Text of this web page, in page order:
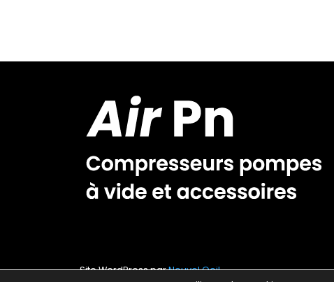
Site WordPress parNouvel Oeil